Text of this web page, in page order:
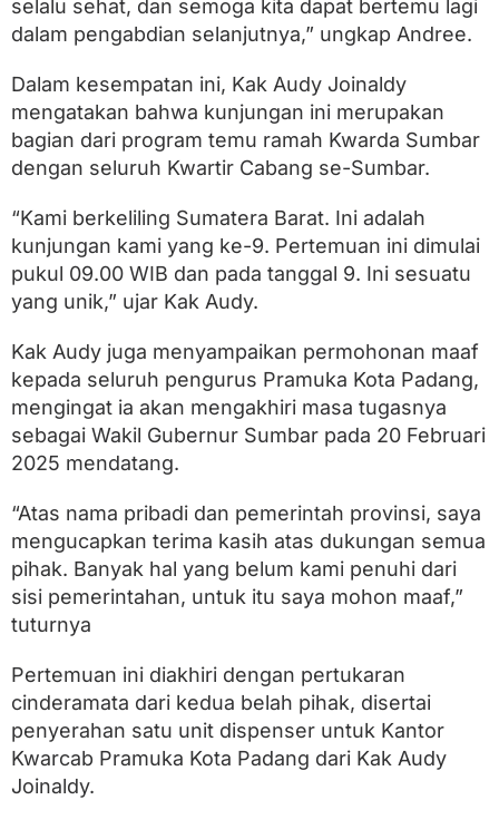
selalu sehat, dan semoga kita dapat bertemu lagi
dalam pengabdian selanjutnya,” ungkap Andree.
Dalam kesempatan ini, Kak Audy Joinaldy
mengatakan bahwa kunjungan ini merupakan
bagian dari program temu ramah Kwarda Sumbar
dengan seluruh Kwartir Cabang se-Sumbar.
“Kami berkeliling Sumatera Barat. Ini adalah
kunjungan kami yang ke-9. Pertemuan ini dimulai
pukul 09.00 WIB dan pada tanggal 9. Ini sesuatu
yang unik,” ujar Kak Audy.
Kak Audy juga menyampaikan permohonan maaf
kepada seluruh pengurus Pramuka Kota Padang,
mengingat ia akan mengakhiri masa tugasnya
sebagai Wakil Gubernur Sumbar pada 20 Februari
2025 mendatang.
“Atas nama pribadi dan pemerintah provinsi, saya
mengucapkan terima kasih atas dukungan semua
pihak. Banyak hal yang belum kami penuhi dari
sisi pemerintahan, untuk itu saya mohon maaf,”
tuturnya
Pertemuan ini diakhiri dengan pertukaran
cinderamata dari kedua belah pihak, disertai
penyerahan satu unit dispenser untuk Kantor
Kwarcab Pramuka Kota Padang dari Kak Audy
Joinaldy.